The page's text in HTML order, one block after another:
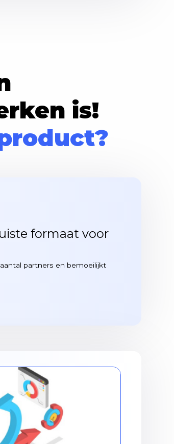
is!
formaat voor
partners en bemoeilijkt